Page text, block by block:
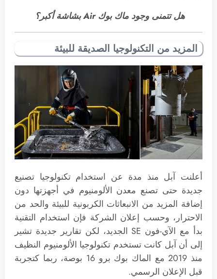
هل تتمنى وجود ماك بوك Air بشاشة أكبر؟
المزيد من التكنولوجيا الصديقة للبيئة
أعلنت آبل منذ مدة عن استخدام تكنولوجيا تصنيع
جديدة حتى تصنع معدن الألومنيوم في أجهزتها دون
إضافة المزيد من الانبعاثات الكربونية للبيئة والحد من
الاحترار، وحسب إعلان الشركة فإن استخدام التقنية
بدأ مع الآي-فون SE الجديد، لكن تقارير جديدة تشير
إلى أن آبل كانت تستخدم تكنولوجيا الألومنيوم النظيف
منذ 2019 مع الماك بوك برو 16 بوصة، ربما كتجربة
قبل الإعلان الرسمي.